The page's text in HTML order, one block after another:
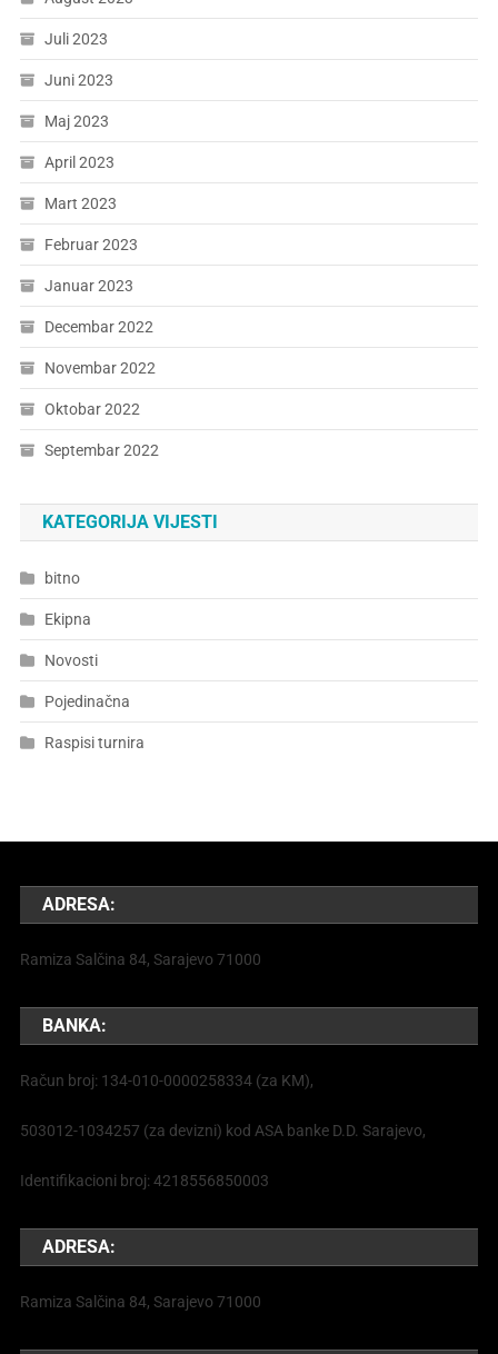
Juli 2023
Juni 2023
Maj 2023
April 2023
Mart 2023
Februar 2023
Januar 2023
Decembar 2022
Novembar 2022
Oktobar 2022
Septembar 2022
KATEGORIJA VIJESTI
bitno
Ekipna
Novosti
Pojedinačna
Raspisi turnira
ADRESA:
Ramiza Salčina 84, Sarajevo 71000
BANKA:
Račun broj: 134-010-0000258334 (za KM),
503012-1034257 (za devizni) kod ASA banke D.D. Sarajevo,
Identifikacioni broj: 4218556850003
ADRESA:
Ramiza Salčina 84, Sarajevo 71000